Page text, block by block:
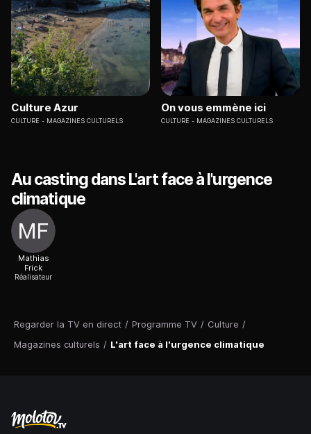
Regarder la TV en direct / Programme TV / Culture /
Magazines culturels / L'art face à l'urgence climatique
Culture Azur
CULTURE MAGAZINES CULTURELS
On vous emmène ici
CULTURE MAGAZINES CULTURELS
Au casting dans L'art face à l'urgence
climatique
Mathias
Frick
Réalisateur